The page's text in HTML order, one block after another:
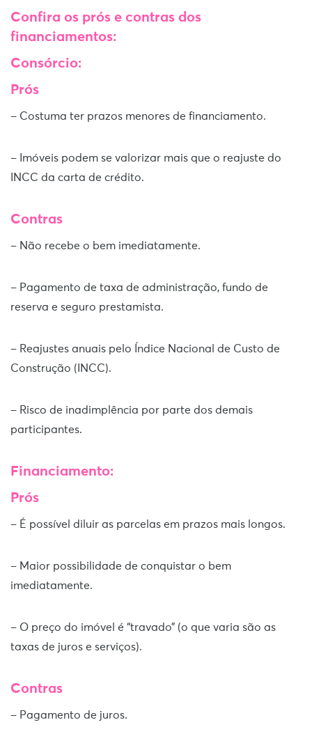
Confira os prós e contras dos
financiamentos:
Consórcio:
Prós
– Costuma ter prazos menores de financiamento.
– Imóveis podem se valorizar mais que o reajuste do
INCC da carta de crédito.
Contras
– Não recebe o bem imediatamente.
– Pagamento de taxa de administração, fundo de
reserva e seguro prestamista.
– Reajustes anuais pelo Índice Nacional de Custo de
Construção (INCC).
– Risco de inadimplência por parte dos demais
participantes.
Financiamento:
Prós
– É possível diluir as parcelas em prazos mais longos.
– Maior possibilidade de conquistar o bem
imediatamente.
– O preço do imóvel é “travado” (o que varia são as
taxas de juros e serviços).
Contras
– Pagamento de juros.